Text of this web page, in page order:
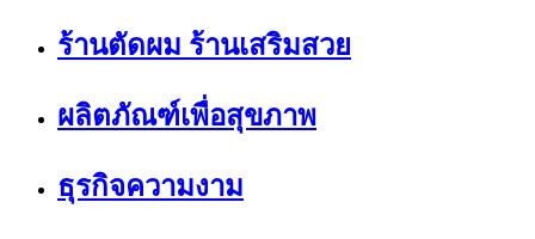
ร้านตัดผม ร้านเสริมสวย
ผลิตภัณฑ์เพื่อสุขภาพ
ธุรกิจความงาม